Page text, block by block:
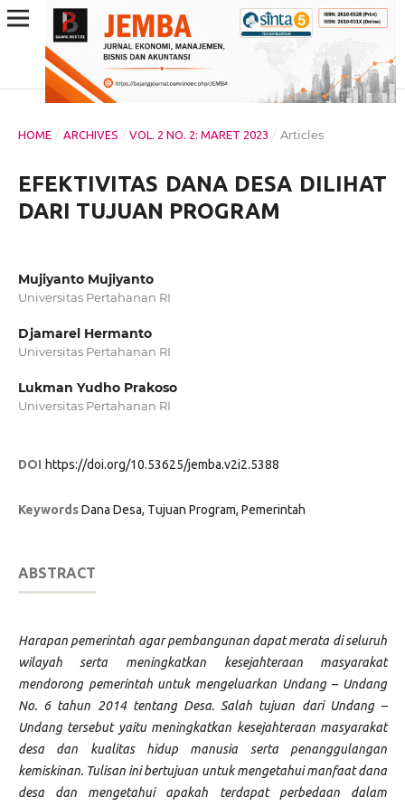
HOME / ARCHIVES / VOL. 2 NO. 2: MARET 2023 / Articles
EFEKTIVITAS DANA DESA DILIHAT
DARI TUJUAN PROGRAM
Mujiyanto Mujiyanto
Universitas Pertahanan RI
Djamarel Hermanto
Universitas Pertahanan RI
Lukman Yudho Prakoso
Universitas Pertahanan RI
DOI https://doi.org/10.53625/jemba.v2i2.5388
KeywordsDana Desa, Tujuan Program, Pemerintah
ABSTRACT
Harapan pemerintah agar pembangunan dapat merata di seluruh
wilayah serta meningkatkan kesejahteraan masyarakat
mendorong pemerintah untuk mengeluarkan Undang – Undang
No. 6 tahun 2014 tentang Desa. Salah tujuan dari Undang –
Undang tersebut yaitu meningkatkan kesejahteraan masyarakat
desa dan kualitas hidup manusia serta penanggulangan
kemiskinan. Tulisan ini bertujuan untuk mengetahui manfaat dana
desa dan mengetahui apakah terdapat perbedaan dalam